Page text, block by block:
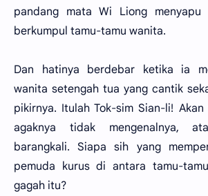
pandang mata Wi Liong
berkumpul tamu-tamu wanita.
Dan hatinya berdebar ketika ia
wanita setengah tua yang cantik
pikirnya. Itulah Tok-sim Sian-li!
agaknya tidak mengenalnya,
barangkali. Siapa sih yang
pemuda kurus di antara tamu-
gagah itu?